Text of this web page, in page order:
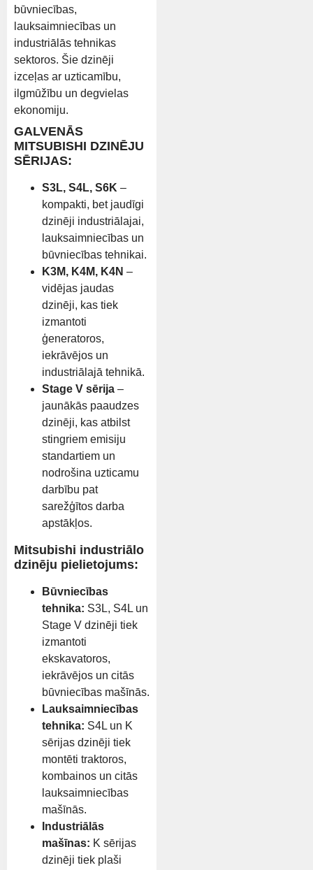
būvniecības,
lauksaimniecības un
industriālās tehnikas
sektoros. Šie dzinēji
izceļas ar uzticamību,
ilgmūžību un degvielas
ekonomiju.
GALVENĀS
MITSUBISHI DZINĒJU
SĒRIJAS:
S3L, S4L, S6K –
kompakti, bet jaudīgi
dzinēji industriālajai,
lauksaimniecības un
būvniecības tehnikai.
K3M, K4M, K4N –
vidējas jaudas
dzinēji, kas tiek
izmantoti
ģeneratoros,
iekrāvējos un
industriālajā tehnikā.
Stage V sērija –
jaunākās paaudzes
dzinēji, kas atbilst
stingriem emisiju
standartiem un
nodrošina uzticamu
darbību pat
sarežģītos darba
apstākļos.
Mitsubishi industriālo
dzinēju pielietojums:
Būvniecības
tehnika: S3L, S4L un
Stage V dzinēji tiek
izmantoti
ekskavatoros,
iekrāvējos un citās
būvniecības mašīnās.
Lauksaimniecības
tehnika: S4L un K
sērijas dzinēji tiek
montēti traktoros,
kombainos un citās
lauksaimniecības
mašīnās.
Industriālās
mašīnas: K sērijas
dzinēji tiek plaši